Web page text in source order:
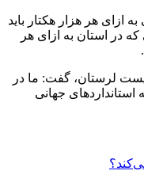
ازای هر هزار هکتار باید
در استان به ازای هر
لرستان، گفت: ما در
به استانداردهای جهانی